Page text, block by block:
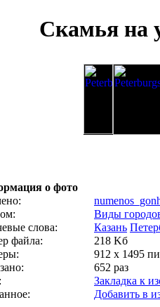
Скамья на
о фото
Виды
слова:
Казань
файла:
218 Kб
912 x 1495
652 раз
Закладка к
Добавить в